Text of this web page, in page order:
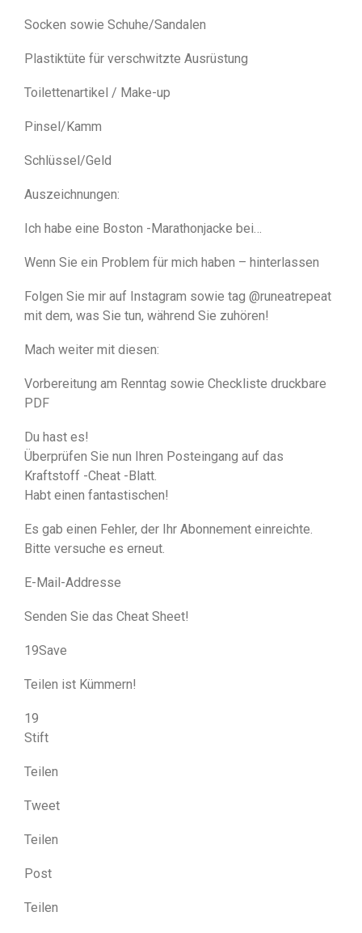
Socken sowie Schuhe/Sandalen
Plastiktüte für verschwitzte Ausrüstung
Toilettenartikel / Make-up
Pinsel/Kamm
Schlüssel/Geld
Auszeichnungen:
Ich habe eine Boston -Marathonjacke bei…
Wenn Sie ein Problem für mich haben – hinterlassen
Folgen Sie mir auf Instagram sowie tag @runeatrepeat
mit dem, was Sie tun, während Sie zuhören!
Mach weiter mit diesen:
Vorbereitung am Renntag sowie Checkliste druckbare
PDF
Du hast es!
Überprüfen Sie nun Ihren Posteingang auf das
Kraftstoff -Cheat -Blatt.
Habt einen fantastischen!
Es gab einen Fehler, der Ihr Abonnement einreichte.
Bitte versuche es erneut.
E-Mail-Addresse
Senden Sie das Cheat Sheet!
19Save
Teilen ist Kümmern!
19
Stift
Teilen
Tweet
Teilen
Post
Teilen